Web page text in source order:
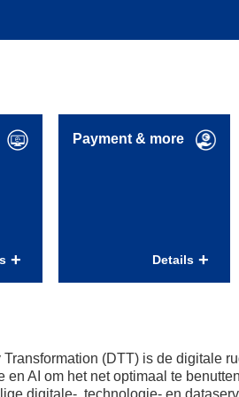
Payment & more
12% toeslag
bovenop je basissalaris;
Vergoeding woon-
Details
(DTT) is de digitale
en AI om het net optimaal te
digitale-, technologie- en